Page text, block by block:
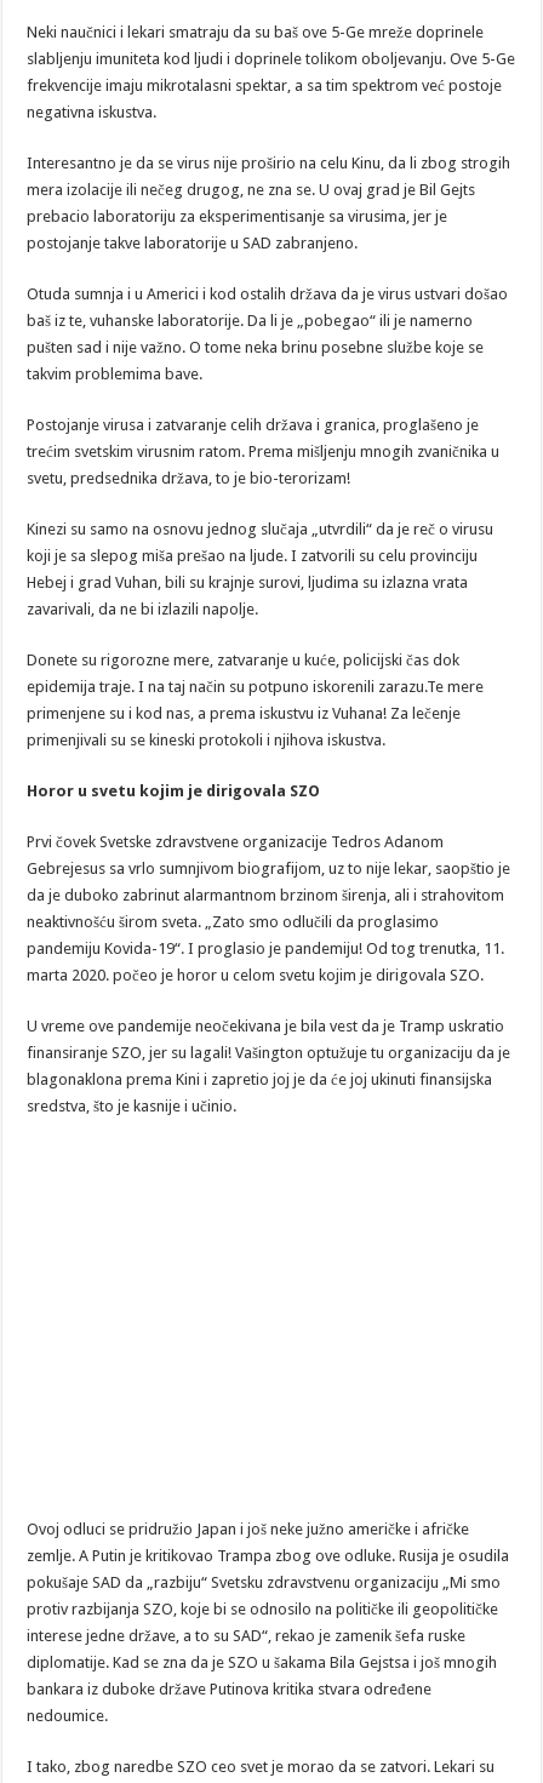
Neki naučnici i lekari smatraju da su baš ove 5-Ge mreže doprinele
slabljenju imuniteta kod ljudi i doprinele tolikom oboljevanju. Ove 5-Ge
frekvencije imaju mikrotalasni spektar, a sa tim spektrom već postoje
negativna iskustva.
Interesantno je da se virus nije proširio na celu Kinu, da li zbog strogih
mera izolacije ili nečeg drugog, ne zna se. U ovaj grad je Bil Gejts
prebacio laboratoriju za eksperimentisanje sa virusima, jer je
postojanje takve laboratorije u SAD zabranjeno.
Otuda sumnja i u Americi i kod ostalih država da je virus ustvari došao
baš iz te, vuhanske laboratorije. Da li je „pobegao“ ili je namerno
pušten sad i nije važno. O tome neka brinu posebne službe koje se
takvim problemima bave.
Postojanje virusa i zatvaranje celih država i granica, proglašeno je
trećim svetskim virusnim ratom. Prema mišljenju mnogih zvaničnika u
svetu, predsednika država, to je bio-terorizam!
Kinezi su samo na osnovu jednog slučaja „utvrdili“ da je reč o virusu
koji je sa slepog miša prešao na ljude. I zatvorili su celu provinciju
Hebej i grad Vuhan, bili su krajnje surovi, ljudima su izlazna vrata
zavarivali, da ne bi izlazili napolje.
Donete su rigorozne mere, zatvaranje u kuće, policijski čas dok
epidemija traje. I na taj način su potpuno iskorenili zarazu.Te mere
primenjene su i kod nas, a prema iskustvu iz Vuhana! Za lečenje
primenjivali su se kineski protokoli i njihova iskustva.
Horor u svetu kojim je dirigovala SZO
Prvi čovek Svetske zdravstvene organizacije Tedros Adanom
Gebrejesus sa vrlo sumnjivom biografijom, uz to nije lekar, saopštio je
da je duboko zabrinut alarmantnom brzinom širenja, ali i strahovitom
neaktivnošću širom sveta. „Zato smo odlučili da proglasimo
pandemiju Kovida-19“. I proglasio je pandemiju! Od tog trenutka, 11.
marta 2020. počeo je horor u celom svetu kojim je dirigovala SZO.
U vreme ove pandemije neočekivana je bila vest da je Tramp uskratio
finansiranje SZO, jer su lagali! Vašington optužuje tu organizaciju da je
blagonaklona prema Kini i zapretio joj je da će joj ukinuti finansijska
sredstva, što je kasnije i učinio.
Ovoj odluci se pridružio Japan i još neke južno američke i afričke
zemlje. A Putin je kritikovao Trampa zbog ove odluke. Rusija je osudila
pokušaje SAD da „razbiju“ Svetsku zdravstvenu organizaciju „Mi smo
protiv razbijanja SZO, koje bi se odnosilo na političke ili geopolitičke
interese jedne države, a to su SAD“, rekao je zamenik šefa ruske
diplomatije. Kad se zna da je SZO u šakama Bila Gejstsa i još mnogih
bankara iz duboke države Putinova kritika stvara određene
nedoumice.
I tako, zbog naredbe SZO ceo svet je morao da se zatvori. Lekari su